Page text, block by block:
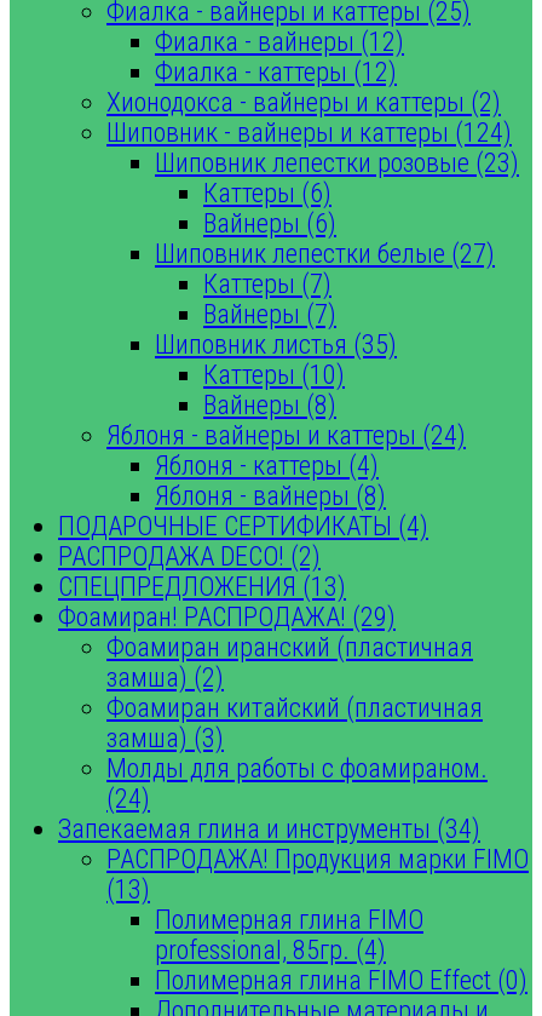
Фиалка - вайнеры и каттеры (25)
Фиалка - вайнеры (12)
Фиалка - каттеры (12)
Хионодокса - вайнеры и каттеры (2)
Шиповник - вайнеры и каттеры (124)
Шиповник лепестки розовые (23)
Каттеры (6)
Вайнеры (6)
Шиповник лепестки белые (27)
Каттеры (7)
Вайнеры (7)
Шиповник листья (35)
Каттеры (10)
Вайнеры (8)
Яблоня - вайнеры и каттеры (24)
Яблоня - каттеры (4)
Яблоня - вайнеры (8)
ПОДАРОЧНЫЕ СЕРТИФИКАТЫ (4)
РАСПРОДАЖА DECO! (2)
СПЕЦПРЕДЛОЖЕНИЯ (13)
Фоамиран! РАСПРОДАЖА! (29)
Фоамиран иранский (пластичная
замша) (2)
Фоамиран китайский (пластичная
замша) (3)
Молды для работы с фоамираном.
(24)
Запекаемая глина и инструменты (34)
РАСПРОДАЖА! Продукция марки FIMO
(13)
Полимерная глина FIMO
professional, 85гр. (4)
Полимерная глина FIMO Effect (0)